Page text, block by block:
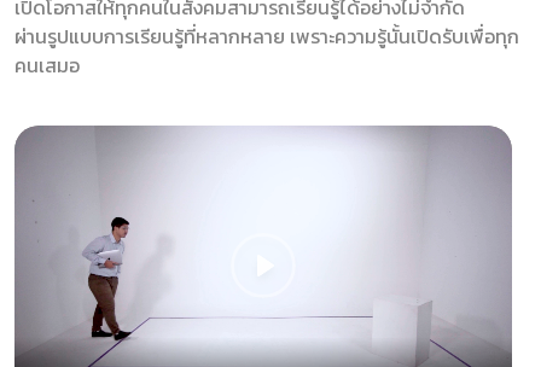
เปิดโอกาสให้ทุกคนในสังคมสามารถเรียนรู้ได้อย่างไม่จำกัด
ผ่านรูปแบบการเรียนรู้ที่หลากหลาย เพราะความรู้นั้นเปิดรับเพื่อทุก
คนเสมอ